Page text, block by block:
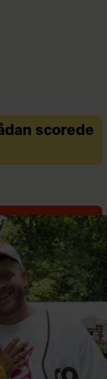
scorede